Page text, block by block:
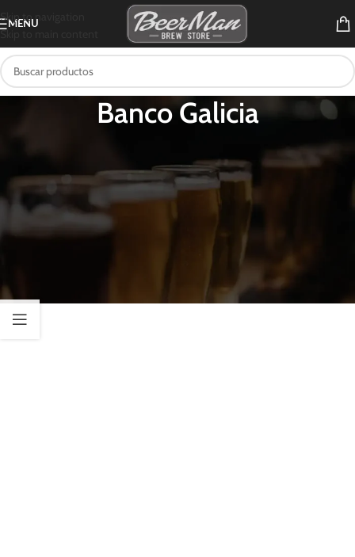
Skip to navigation
Skip to main content
MENU
Banco Galicia
Estamos trabajando para ofrecerte la
mejor web!